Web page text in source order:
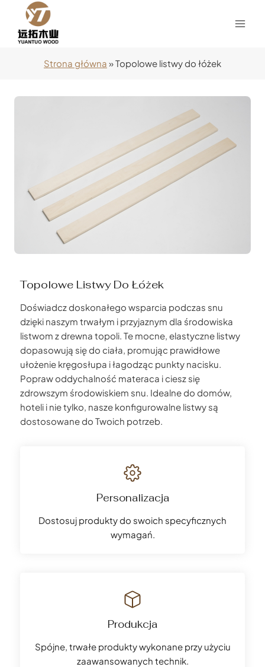
Przejdź
treści
Strona główna »Topolowe listwy do łóżek
Topolowe Listwy Do Łóżek
Doświadcz doskonałego wsparcia podczas snu
dzięki naszym trwałym i przyjaznym dla środowiska
listwom z drewna topoli. Te mocne, elastyczne listwy
dopasowują się do ciała, promując prawidłowe
ułożenie kręgosłupa i łagodząc punkty nacisku.
Popraw oddychalność materaca i ciesz się
zdrowszym środowiskiem snu. Idealne do domów,
hoteli i nie tylko, nasze konfigurowalne listwy są
dostosowane do Twoich potrzeb.
Personalizacja
Dostosuj produkty do swoich specyficznych
wymagań.
Produkcja
Spójne, trwałe produkty wykonane przy użyciu
zaawansowanych technik.